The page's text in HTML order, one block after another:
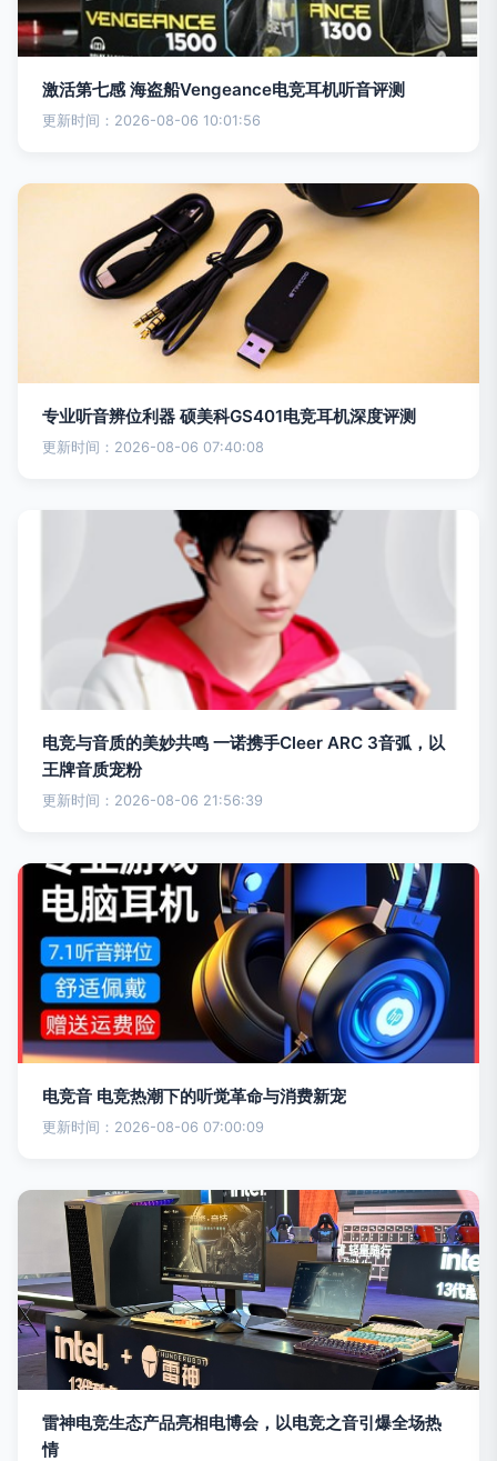
激活第七感 海盗船Vengeance电竞耳机听音评测
更新时间：2026-08-06 10:01:56
专业听音辨位利器 硕美科GS401电竞耳机深度评测
更新时间：2026-08-06 07:40:08
电竞与音质的美妙共鸣 一诺携手Cleer ARC 3音弧，以
王牌音质宠粉
更新时间：2026-08-06 21:56:39
电竞音 电竞热潮下的听觉革命与消费新宠
更新时间：2026-08-06 07:00:09
雷神电竞生态产品亮相电博会，以电竞之音引爆全场热
情